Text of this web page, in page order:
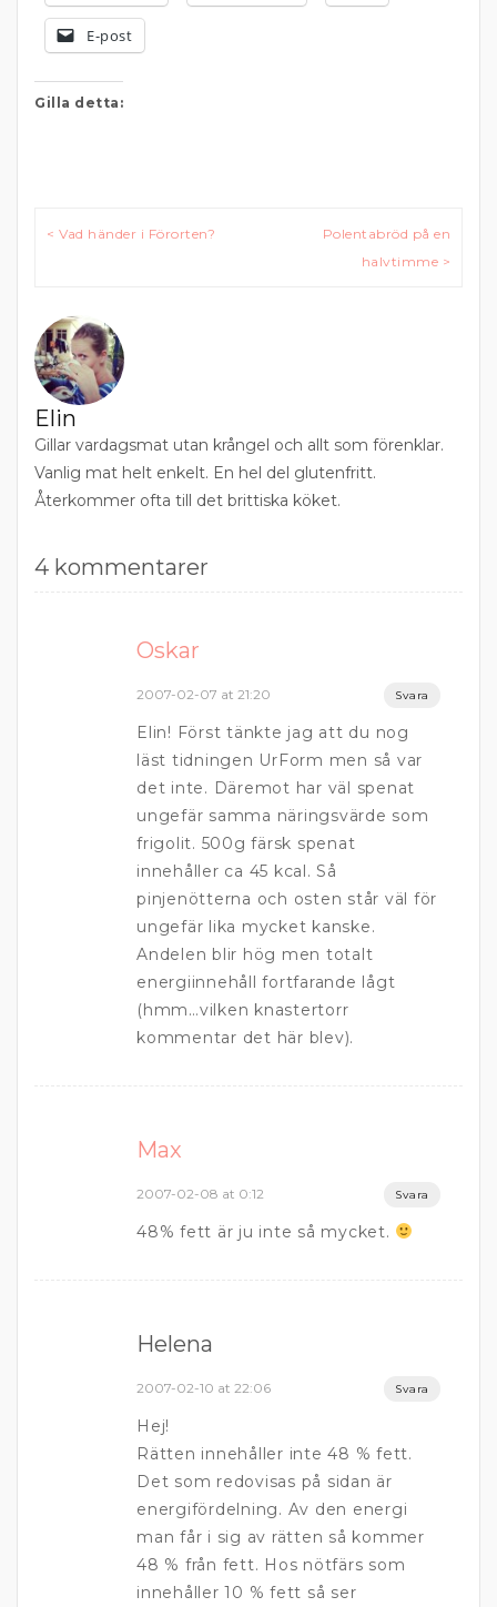
E-post
Gilla detta:
Inläggsnavigering
< Vad händer i Förorten?
Polentabröd på en
halvtimme >
Elin
Gillar vardagsmat utan krångel och allt som förenklar.
Vanlig mat helt enkelt. En hel del glutenfritt.
Återkommer ofta till det brittiska köket.
4 kommentarer
Oskar
2007-02-07 at 21:20 Svara
Elin! Först tänkte jag att du nog
läst tidningen UrForm men så var
det inte. Däremot har väl spenat
ungefär samma näringsvärde som
frigolit. 500g färsk spenat
innehåller ca 45 kcal. Så
pinjenötterna och osten står väl för
ungefär lika mycket kanske.
Andelen blir hög men totalt
energiinnehåll fortfarande lågt
(hmm…vilken knastertorr
kommentar det här blev).
Max
2007-02-08 at 0:12 Svara
48% fett är ju inte så mycket.
Helena
2007-02-10 at 22:06 Svara
Hej!
Rätten innehåller inte 48 % fett.
Det som redovisas på sidan är
energifördelning. Av den energi
man får i sig av rätten så kommer
48 % från fett. Hos nötfärs som
innehåller 10 % fett så ser